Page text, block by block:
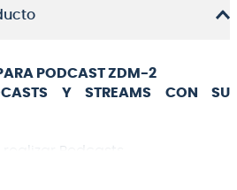
PODCAST ZDM-2
Y STREAMS CON SU
Podcasts